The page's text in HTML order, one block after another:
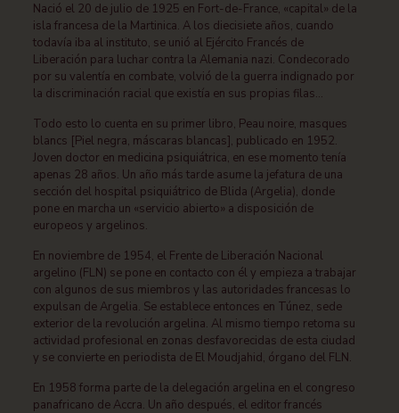
Nació el 20 de julio de 1925 en Fort-de-France, «capital» de la
isla francesa de la Martinica. A los diecisiete años, cuando
todavía iba al instituto, se unió al Ejército Francés de
Liberación para luchar contra la Alemania nazi. Condecorado
por su valentía en combate, volvió de la guerra indignado por
la discriminación racial que existía en sus propias filas…
Todo esto lo cuenta en su primer libro, Peau noire, masques
blancs [Piel negra, máscaras blancas], publicado en 1952.
Joven doctor en medicina psiquiátrica, en ese momento tenía
apenas 28 años. Un año más tarde asume la jefatura de una
sección del hospital psiquiátrico de Blida (Argelia), donde
pone en marcha un «servicio abierto» a disposición de
europeos y argelinos.
En noviembre de 1954, el Frente de Liberación Nacional
argelino (FLN) se pone en contacto con él y empieza a trabajar
con algunos de sus miembros y las autoridades francesas lo
expulsan de Argelia. Se establece entonces en Túnez, sede
exterior de la revolución argelina. Al mismo tiempo retoma su
actividad profesional en zonas desfavorecidas de esta ciudad
y se convierte en periodista de El Moudjahid, órgano del FLN.
En 1958 forma parte de la delegación argelina en el congreso
panafricano de Accra. Un año después, el editor francés